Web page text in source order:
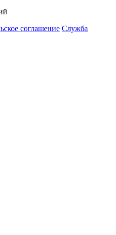
соглашение Служба